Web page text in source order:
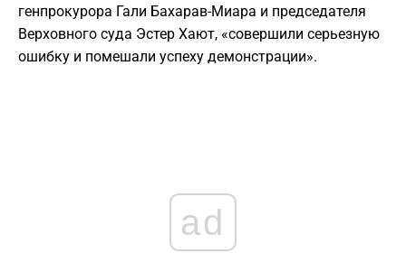
генпрокурора Гали Бахарав-Миара и председателя
Верховного суда Эстер Хают, «совершили серьезную
ошибку и помешали успеху демонстрации».
ad